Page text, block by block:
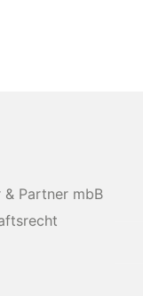
& Partner mbB